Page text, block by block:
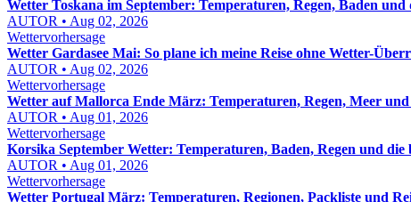
Wetter Toskana im September: Temperaturen, Regen, Baden und
AUTOR • Aug 02, 2026
Wettervorhersage
Wetter Gardasee Mai: So plane ich meine Reise ohne Wetter-
AUTOR • Aug 02, 2026
Wettervorhersage
Wetter auf Mallorca Ende März: Temperaturen, Regen, Meer
AUTOR • Aug 01, 2026
Wettervorhersage
Korsika September Wetter: Temperaturen, Baden, Regen und die
AUTOR • Aug 01, 2026
Wettervorhersage
Wetter Portugal März: Temperaturen, Regionen, Packliste und